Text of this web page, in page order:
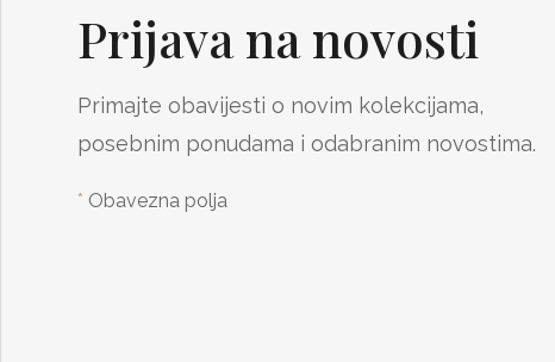
Prijava na novosti
Primajte obavijesti o novim kolekcijama,
posebnim ponudama i odabranim novostima.
* Obavezna polja